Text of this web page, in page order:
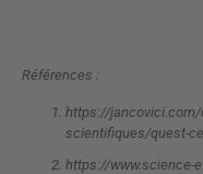
Références :
https://jancovici.com/
scientifiques/quest-
https://www.science-